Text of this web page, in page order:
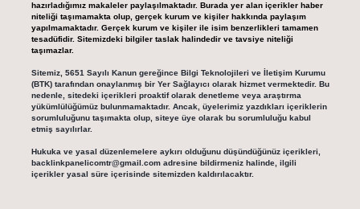
hazırladığımız makaleler paylaşılmaktadır. Burada yer alan içerikler haber
niteliği taşımamakta olup, gerçek kurum ve kişiler hakkında paylaşım
yapılmamaktadır. Gerçek kurum ve kişiler ile isim benzerlikleri tamamen
tesadüfidir. Sitemizdeki bilgiler taslak halindedir ve tavsiye niteliği
taşımazlar.
Sitemiz, 5651 Sayılı Kanun gereğince Bilgi Teknolojileri ve İletişim Kurumu
(BTK) tarafından onaylanmış bir Yer Sağlayıcı olarak hizmet vermektedir. Bu
nedenle, sitedeki içerikleri proaktif olarak denetleme veya araştırma
yükümlülüğümüz bulunmamaktadır. Ancak, üyelerimiz yazdıkları içeriklerin
sorumluluğunu taşımakta olup, siteye üye olarak bu sorumluluğu kabul
etmiş sayılırlar.
Hukuka ve yasal düzenlemelere aykırı olduğunu düşündüğünüz içerikleri,
backlinkpanelicomtr@gmail.comadresine bildirmeniz halinde, ilgili
içerikler yasal süre içerisinde sitemizden kaldırılacaktır.